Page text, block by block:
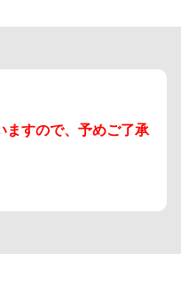
ますので、予めご了承